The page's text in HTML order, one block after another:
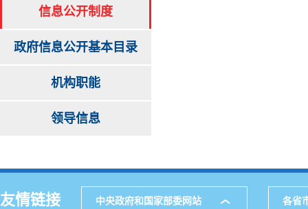
信息公开制度
政府信息公开基本目录
机构职能
领导信息
友情链接 中央政府和国家部委网站 各省